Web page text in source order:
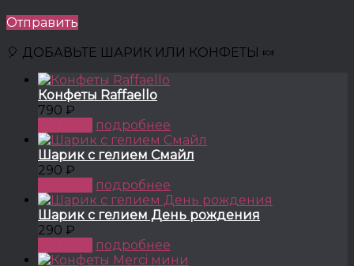
Отправить
🎈 ДОБАВЬТЕ ШАРИК ИЛИ КОНФЕТЫ 🍬
Конфеты Raffaello
790 ₽
подробнее
Шарик с гелием Смайл
290 ₽
подробнее
Шарик с гелием День рождения
290 ₽
подробнее